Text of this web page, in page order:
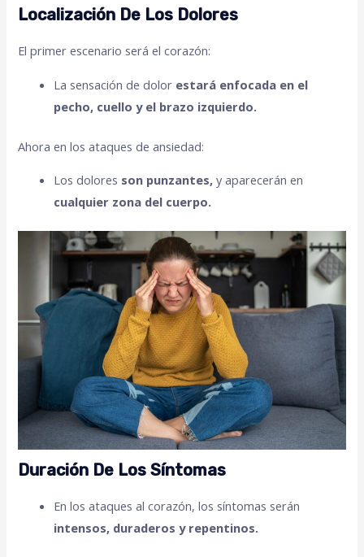
Localización De Los Dolores
El primer escenario será el corazón:
La sensación de dolor estará enfocada en el
pecho, cuello y el brazo izquierdo.
Ahora en los ataques de ansiedad:
Los dolores son punzantes,y aparecerán en
cualquier zona del cuerpo.
Duración De Los Síntomas
En los ataques al corazón, los síntomas serán
intensos, duraderos y repentinos.